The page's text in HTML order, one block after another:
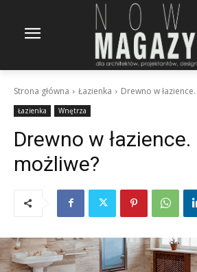
Strona główna Łazienka Drewno w
Łazienka Wnętrza
Drewno w
możliwe?